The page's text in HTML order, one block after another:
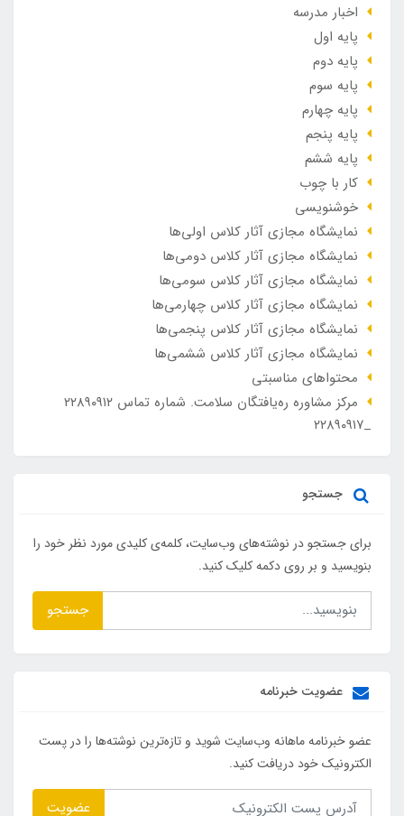
اخبار مدرسه
پایه اول
پایه دوم
پایه سوم
پایه چهارم
پایه پنجم
پایه ششم
کار با چوب
خوشنویسی
نمایشگاه مجازی آثار کلاس اولی‌ها
نمایشگاه مجازی آثار کلاس دومی‌ها
نمایشگاه مجازی آثار کلاس سومی‌ها
نمایشگاه مجازی آثار کلاس چهارمی‌ها
نمایشگاه مجازی آثار کلاس پنجمی‌ها
نمایشگاه مجازی آثار کلاس ششمی‌ها
محتواهای مناسبتی
مرکز مشاوره ره‌یافتگان سلامت. شماره تماس ۲۲۸۹۰۹۱۲
_۲۲۸۹۰۹۱۷
جستجو
برای جستجو در نوشته‌های وب‌سایت، کلمه‌ی کلیدی مورد نظر خود را
بنویسید و بر روی دکمه کلیک کنید.
جستجو
عضویت خبرنامه
عضو خبرنامه ماهانه وب‌سایت شوید و تازه‌ترین نوشته‌ها را در پست
الکترونیک خود دریافت کنید.
عضویت